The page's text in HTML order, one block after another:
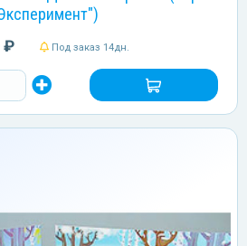
₽ Под заказ 14дн.